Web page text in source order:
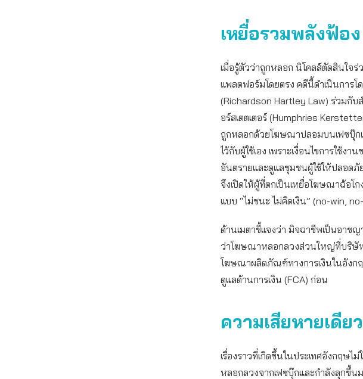
เหยื่อรวมพลังฟ้อ
เมื่อรู้ตัวว่าถูกหลอก นิโคลส์ตัดสินใจ
แพลตฟอร์มโดยตรง คดีนี้ดำเนินการ
(Richardson Hartley Law) ร่วมกับ
อร์สเตตเตอร์ (Humphries
ถูกหลอกด้วยโฆษณาปลอมบนเฟซบุ๊ก
ไว้กับผู้ใช้เอง เพราะเงื่อนไขการใช้
อันตรายและดูแลชุมชนผู้ใช้ให้ปลอด
จึงเปิดให้ผู้ที่ตกเป็นเหยื่อโฆษณาฉ้อโ
แบบ “ไม่ชนะ ไม่คิดเงิน” (no-win,
ด้านเมตาชี้แจงว่า มิจฉาชีพเป็นอาช
ว่าโฆษณาหลอกลวงส่วนใหญ่ที่บริษัท
โฆษณาผลิตภัณฑ์ทางการเงินในอังก
ดูแลด้านการเงิน (FCA) ก่อน
ความเสียหายเดี
เรื่องราวที่เกิดขึ้นในประเทศอังกฤษไ
หลอกลวงจากเฟซบุ๊กและกำลังลุกขึ้